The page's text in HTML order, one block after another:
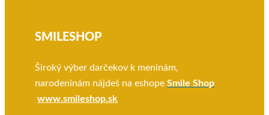
SMILESHOP
Široký výber darčekov k meninám,
narodeninám nájdeš na eshope Smile Shop
www.smileshop.sk